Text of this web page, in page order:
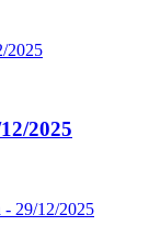
2025